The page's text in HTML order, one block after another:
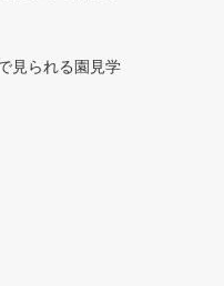
見られる園見学